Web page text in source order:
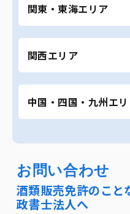
田県 ｜ 宮城県（仙台
｜ 石川県 ｜ 福井県
県
関東・東海エリア
東京都全域 ｜ 神奈川
茨城県 ｜ 栃木県 ｜
屋市、豊田市、岡崎
全域（浜松市、焼津
全域（岐阜市、大垣市
関西エリア
大阪府全域 ｜ 京都府
歌山県 ｜ 兵庫県（神
重県全域（四日市市
中国・四国・九州エ
縄県全域
お問い合わせ
酒類販売免許のこと
政書士法人へ